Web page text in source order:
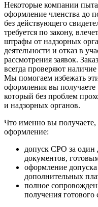
Некоторые компании
оформление членства до
без действующего
требуется по закону,
штрафы от надзорных
деятельности и отказ в
рассмотрения заявок.
всегда проверяют
Мы помогаем избежать
оформления вы
который без проблем
и надзорных органов.
Что именно вы получаете,
оформление:
допуск СРО за один
документов,
оформление
дополнительных
полное
получения готового